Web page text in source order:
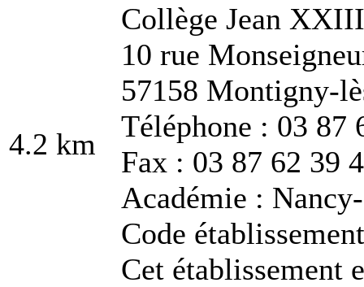
4.2 km
Collège Jean XXIII
10 rue
57158 Montigny-
Téléphone : 03 87
Fax : 03 87 62 39
Académie :
Code
Cet établissement